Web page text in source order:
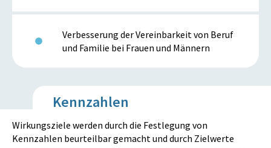
Verbesserung der Vereinbarkeit von Beruf
und Familie bei Frauen und Männern
Kennzahlen
Wirkungsziele werden durch die Festlegung von
Kennzahlen beurteilbar gemacht und durch Zielwerte